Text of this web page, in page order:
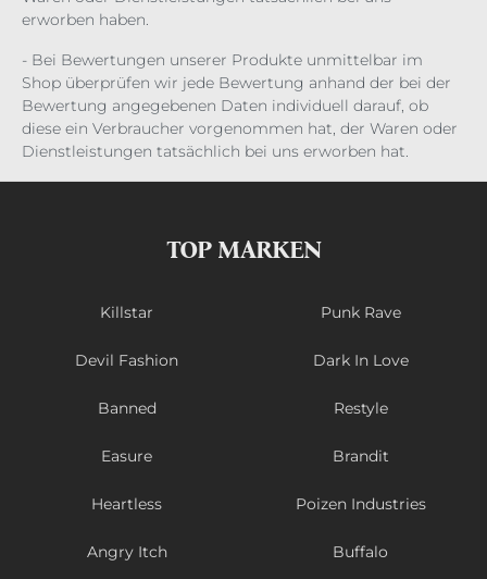
erworben haben.
- Bei Bewertungen unserer Produkte unmittelbar im
Shop überprüfen wir jede Bewertung anhand der bei der
Bewertung angegebenen Daten individuell darauf, ob
diese ein Verbraucher vorgenommen hat, der Waren oder
Dienstleistungen tatsächlich bei uns erworben hat.
TOP MARKEN
Killstar Punk Rave
Devil Fashion Dark In Love
Banned Restyle
Easure Brandit
Heartless Poizen Industries
Angry Itch Buffalo